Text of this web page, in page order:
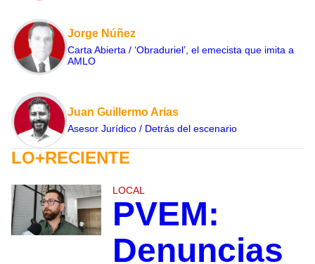
Jorge Núñez
Carta Abierta / ‘Obraduriel’, el emecista que imita a
AMLO
Juan Guillermo Arias
Asesor Jurídico / Detrás del escenario
LO+RECIENTE
LOCAL
PVEM:
Denuncias